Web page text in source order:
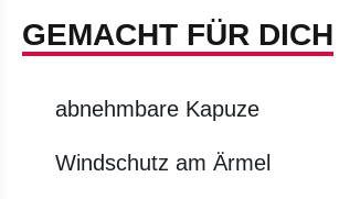
GEMACHT FÜR DICH
abnehmbare Kapuze
Windschutz am Ärmel